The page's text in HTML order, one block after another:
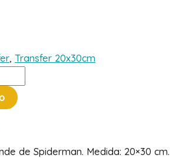
, Transfer 20x30cm
de Spiderman. Medida: 20×30 cm.